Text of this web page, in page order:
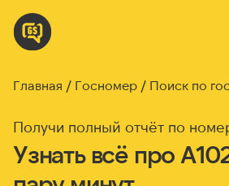
Главная Госномер Поиск по
Получи полный отчёт по
Узнать всё про